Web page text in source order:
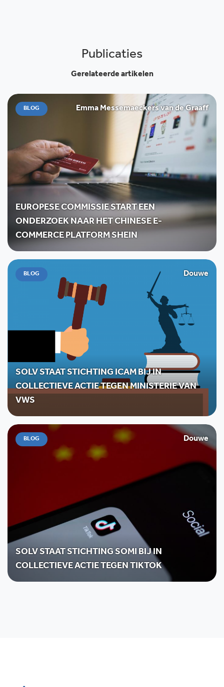
Publicaties
Gerelateerde artikelen
BLOG Emma Messemaeckers van de Graaff
EUROPESE COMMISSIE START EEN
ONDERZOEK NAAR HET CHINESE E-
COMMERCE PLATFORM SHEIN
BLOG Douwe
SOLV STAAT STICHTING ICAM BIJ IN
COLLECTIEVE ACTIE TEGEN MINISTERIE VAN
VWS
BLOG Douwe
SOLV STAAT STICHTING SOMI BIJ IN
COLLECTIEVE ACTIE TEGEN TIKTOK